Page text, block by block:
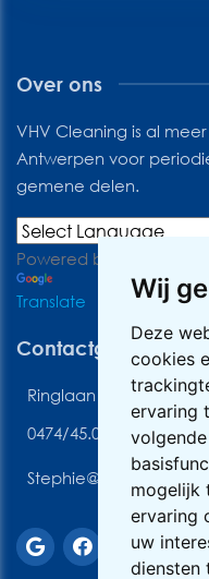
Wij
Deze
cookies
ervaring
mogelijk
ervaring
uw
diensten
Over ons
VHV Cleaning is al
Antwerpen voor
gemene delen.
Powered by
Translate
Contactgegevens
Ringlaan 3, 2170
0474/45.06.89